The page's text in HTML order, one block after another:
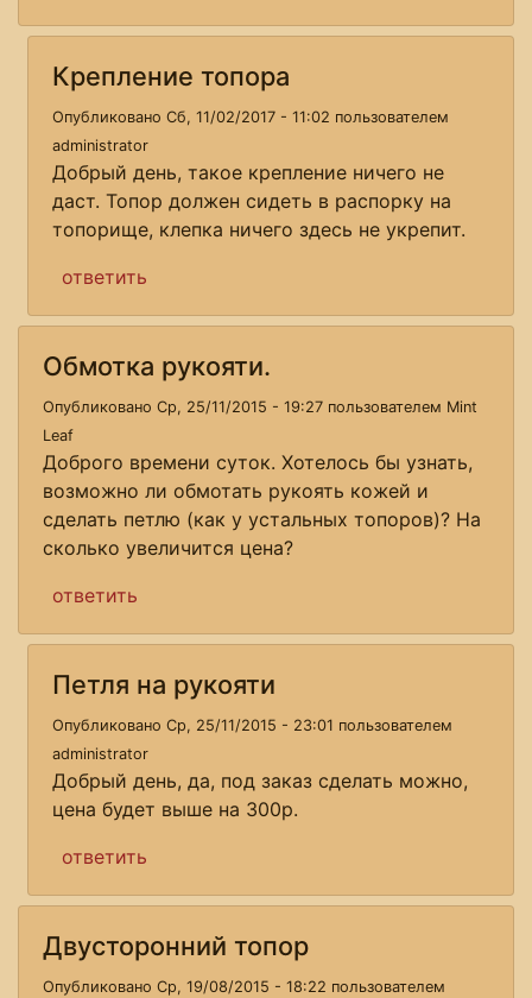
Крепление топора
Опубликовано Сб, 11/02/2017 - 11:02 пользователем
administrator
Добрый день, такое крепление ничего не
даст. Топор должен сидеть в распорку на
топорище, клепка ничего здесь не укрепит.
ответить
Обмотка рукояти.
Опубликовано Ср, 25/11/2015 - 19:27 пользователем Mint
Leaf
Доброго времени суток. Хотелось бы узнать,
возможно ли обмотать рукоять кожей и
сделать петлю (как у устальных топоров)? На
сколько увеличится цена?
ответить
Петля на рукояти
Опубликовано Ср, 25/11/2015 - 23:01 пользователем
administrator
Добрый день, да, под заказ сделать можно,
цена будет выше на 300р.
ответить
Двусторонний топор
Опубликовано Ср, 19/08/2015 - 18:22 пользователем